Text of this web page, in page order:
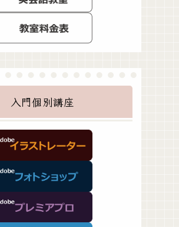
入門個別講座